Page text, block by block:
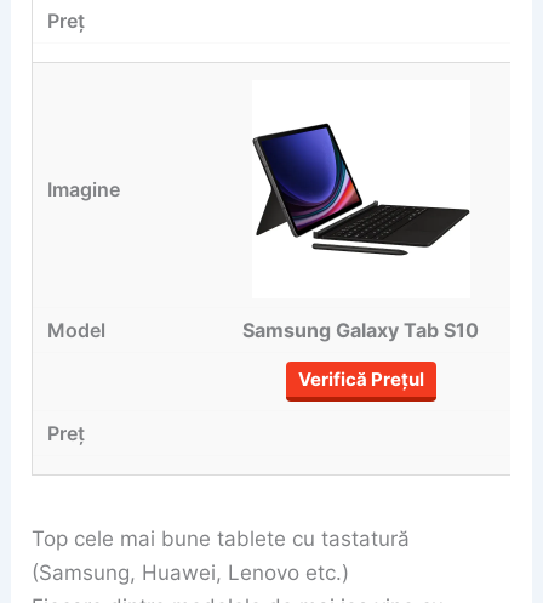
Samsung Galaxy Tab S10
Verifică Prețul
Top cele mai bune tablete cu tastatură
(Samsung, Huawei, Lenovo etc.)